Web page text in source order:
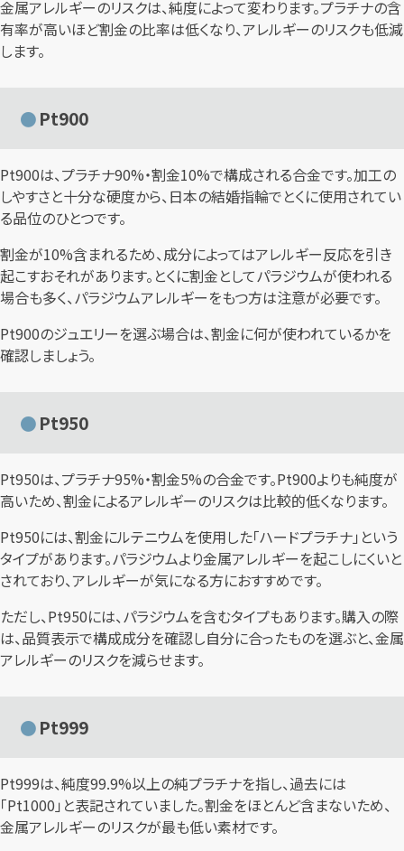
金属アレルギーのリスクは、純度によって変わります。プラチナの含
有率が高いほど割金の比率は低くなり、アレルギーのリスクも低減
します。
Pt900
Pt900は、プラチナ90%・割金10%で構成される合金です。加工の
しやすさと十分な硬度から、日本の結婚指輪でとくに使用されてい
る品位のひとつです。
割金が10%含まれるため、成分によってはアレルギー反応を引き
起こすおそれがあります。とくに割金としてパラジウムが使われる
場合も多く、パラジウムアレルギーをもつ方は注意が必要です。
Pt900のジュエリーを選ぶ場合は、割金に何が使われているかを
確認しましょう。
Pt950
Pt950は、プラチナ95%・割金5%の合金です。Pt900よりも純度が
高いため、割金によるアレルギーのリスクは比較的低くなります。
Pt950には、割金にルテニウムを使用した「ハードプラチナ」という
タイプがあります。パラジウムより金属アレルギーを起こしにくいと
されており、アレルギーが気になる方におすすめです。
ただし、Pt950には、パラジウムを含むタイプもあります。購入の際
は、品質表示で構成成分を確認し自分に合ったものを選ぶと、金属
アレルギーのリスクを減らせます。
Pt999
Pt999は、純度99.9%以上の純プラチナを指し、過去には
「Pt1000」と表記されていました。割金をほとんど含まないため、
金属アレルギーのリスクが最も低い素材です。